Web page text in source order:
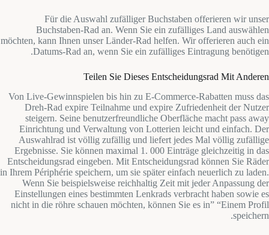
Für die Auswahl zufälliger Buchstaben offerieren wir unser
Buchstaben-Rad an. Wenn Sie ein zufälliges Land auswählen
möchten, kann Ihnen unser Länder-Rad helfen. Wir offerieren auch ein
Datums-Rad an, wenn Sie ein zufälliges Eintragung benötigen.
Teilen Sie Dieses Entscheidungsrad Mit Anderen
Von Live-Gewinnspielen bis hin zu E-Commerce-Rabatten muss das
Dreh-Rad expire Teilnahme und expire Zufriedenheit der Nutzer
steigern. Seine benutzerfreundliche Oberfläche macht pass away
Einrichtung und Verwaltung von Lotterien leicht und einfach. Der
Auswahlrad ist völlig zufällig und liefert jedes Mal völlig zufällige
Ergebnisse. Sie können maximal 1. 000 Einträge gleichzeitig in das
Entscheidungsrad eingeben. Mit Entscheidungsrad können Sie Räder
in Ihrem Périphérie speichern, um sie später einfach neuerlich zu laden.
Wenn Sie beispielsweise reichhaltig Zeit mit jeder Anpassung der
Einstellungen eines bestimmten Lenkrads verbracht haben sowie es
nicht in die röhre schauen möchten, können Sie es in” “Einem Profil
speichern.